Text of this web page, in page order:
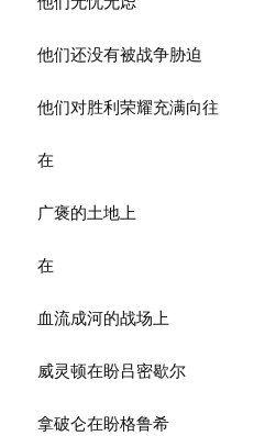
他们还没有被战争胁迫
他们对胜利荣耀充满向往
在
广褒的土地上
在
血流成河的战场上
威灵顿在盼吕密歇尔
拿破仑在盼格鲁希